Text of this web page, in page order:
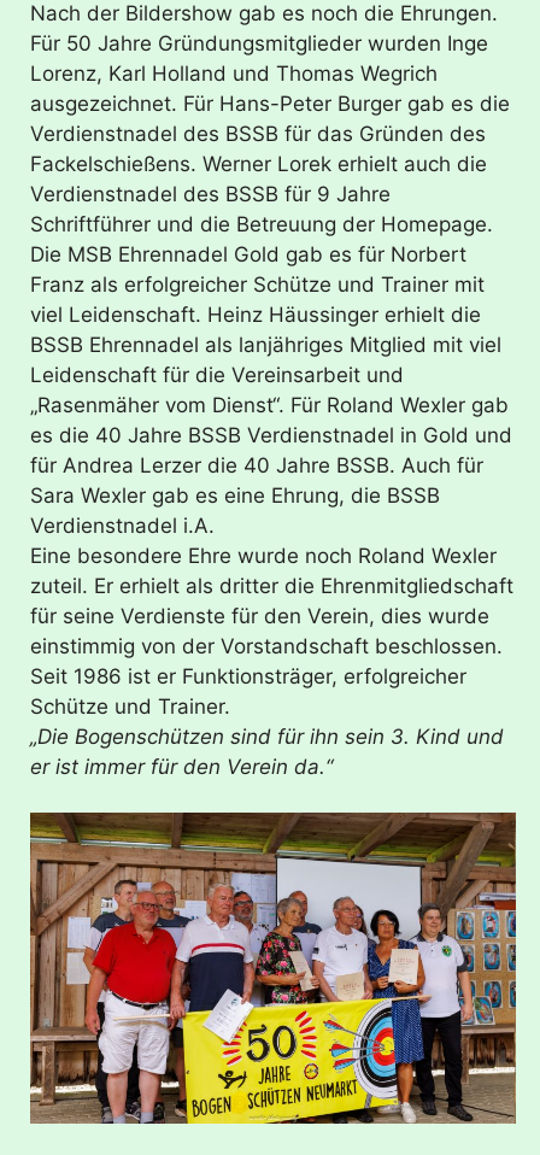
Nach der Bildershow gab es noch die Ehrungen.
Für 50 Jahre Gründungsmitglieder wurden Inge
Lorenz, Karl Holland und Thomas Wegrich
ausgezeichnet. Für Hans-Peter Burger gab es die
Verdienstnadel des BSSB für das Gründen des
Fackelschießens. Werner Lorek erhielt auch die
Verdienstnadel des BSSB für 9 Jahre
Schriftführer und die Betreuung der Homepage.
Die MSB Ehrennadel Gold gab es für Norbert
Franz als erfolgreicher Schütze und Trainer mit
viel Leidenschaft. Heinz Häussinger erhielt die
BSSB Ehrennadel als lanjähriges Mitglied mit viel
Leidenschaft für die Vereinsarbeit und
„Rasenmäher vom Dienst“. Für Roland Wexler gab
es die 40 Jahre BSSB Verdienstnadel in Gold und
für Andrea Lerzer die 40 Jahre BSSB. Auch für
Sara Wexler gab es eine Ehrung, die BSSB
Verdienstnadel i.A.
Eine besondere Ehre wurde noch Roland Wexler
zuteil. Er erhielt als dritter die Ehrenmitgliedschaft
für seine Verdienste für den Verein, dies wurde
einstimmig von der Vorstandschaft beschlossen.
Seit 1986 ist er Funktionsträger, erfolgreicher
Schütze und Trainer.
„Die Bogenschützen sind für ihn sein 3. Kind und
er ist immer für den Verein da.“